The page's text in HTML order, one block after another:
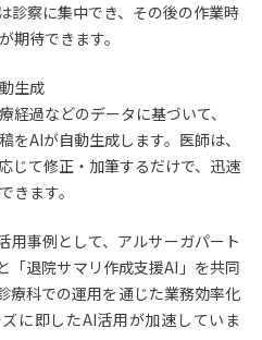
診察に集中でき、その後の作業時
期待できます。
生成
経過などのデータに基づいて、
をAIが自動生成します。医師は、
じて修正・加筆するだけで、迅速
きます。
用事例として、アルサーガパート
「退院サマリ作成支援AI」を共同
療科での運用を通じた業務効率化
に即したAI活用が加速していま